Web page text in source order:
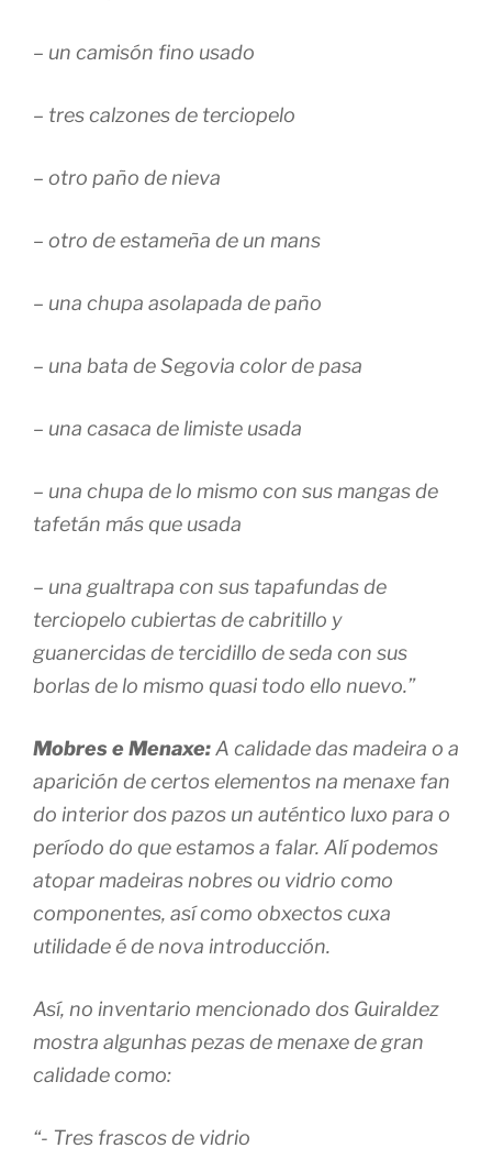
– un camisón fino usado
– tres calzones de terciopelo
– otro paño de nieva
– otro de estameña de un mans
– una chupa asolapada de paño
– una bata de Segovia color de pasa
– una casaca de limiste usada
– una chupa de lo mismo con sus mangas de
tafetán más que usada
– una gualtrapa con sus tapafundas de
terciopelo cubiertas de cabritillo y
guanercidas de tercidillo de seda con sus
borlas de lo mismo quasi todo ello nuevo.”
Mobres e Menaxe:A calidade das madeira o a
aparición de certos elementos na menaxe fan
do interior dos pazos un auténtico luxo para o
período do que estamos a falar. Alí podemos
atopar madeiras nobres ou vidrio como
componentes, así como obxectos cuxa
utilidade é de nova introducción.
Así, no inventario mencionado dos Guiraldez
mostra algunhas pezas de menaxe de gran
calidade como:
“- Tres frascos de vidrio